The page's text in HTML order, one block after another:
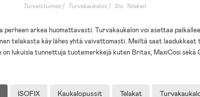
Turvaistuimet Turvakaukalot Sis. Telakan
perheen arkea huomattavasti. Turvakaukalon voi asettaa
telakasta käy lähes yhtä vaivattomasti. Meiltä saat
on lukuisia tunnettuja tuotemerkkejä kuten Britax, MaxiCosi sekä
ISOFIX Kaukalopussit Telakat